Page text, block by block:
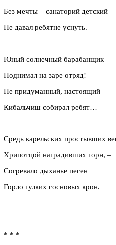
Без мечты – санаторий детский
Не давал ребятне уснуть.
Юный солнечный барабанщик
Поднимал на заре отряд!
Не придуманный, настоящий
Кибальчиш собирал ребят…
Средь карельских простывших
Хрипотцой наградивших горн, –
Согревало дыханье песен
Горло гулких сосновых крон.
* * *